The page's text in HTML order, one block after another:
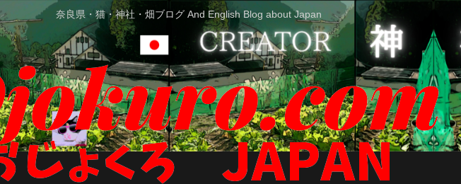
奈良県・猫・神社・畑ブログ And English Blog about Japan